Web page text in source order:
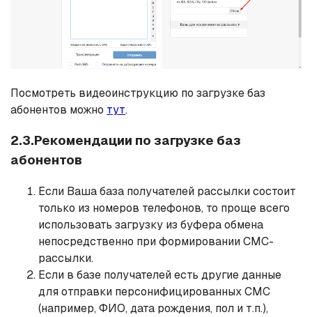
Посмотреть видеоинструкцию по загрузке баз
абонентов можно тут.
2.3.Рекомендации по загрузке баз
абонентов
Если Ваша база получателей рассылки состоит
только из номеров телефонов, то проще всего
использовать загрузку из буфера обмена
непосредственно при формировании СМС-
рассылки.
Если в базе получателей есть другие данные
для отправки персонифицированных СМС
(например, ФИО, дата рождения, пол и т.п.),